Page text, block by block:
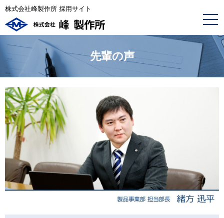
株式会社峰製作所 採用サイト
先輩の声